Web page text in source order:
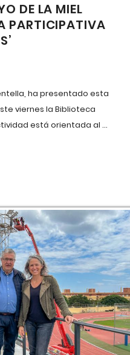
DE LA MIEL
PARTICIPATIVA
ha presentado esta
viernes la Biblioteca
está orientada al ...